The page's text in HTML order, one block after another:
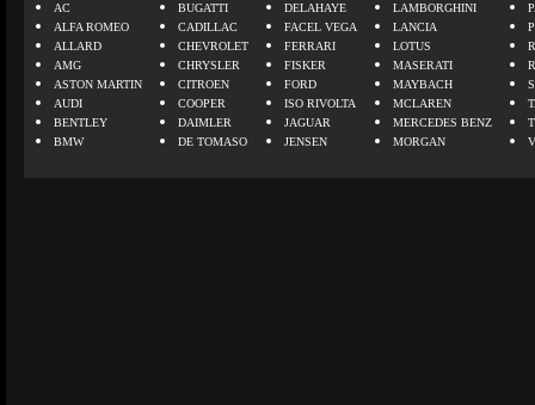
AC
ALFA ROMEO
ALLARD
AMG
ASTON MARTIN
AUDI
BENTLEY
BMW
BUGATTI
CADILLAC
CHEVROLET
CHRYSLER
CITROEN
COOPER
DAIMLER
DE TOMASO
DELAHAYE
FACEL VEGA
FERRARI
FISKER
FORD
ISO RIVOLTA
JAGUAR
JENSEN
LAMBORGHINI
LANCIA
LOTUS
MASERATI
MAYBACH
MCLAREN
MERCEDES BENZ
MORGAN